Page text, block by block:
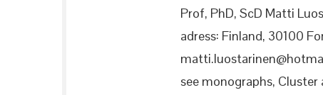
Prof, PhD, ScD Matti
adress: Finland, 30100
see monographs,